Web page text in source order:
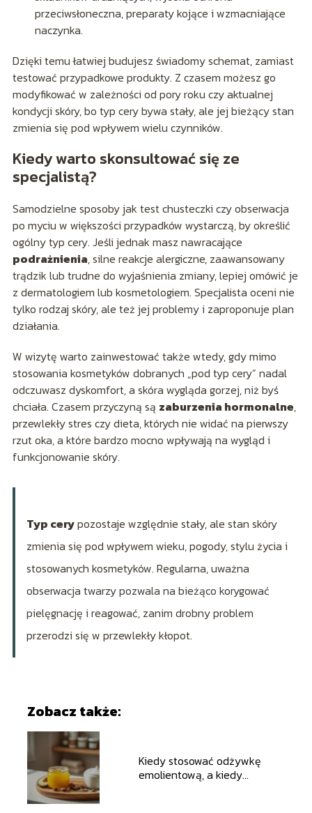
przeciwsłoneczna, preparaty kojące i wzmacniające
naczynka.
Dzięki temu łatwiej budujesz świadomy schemat, zamiast
testować przypadkowe produkty. Z czasem możesz go
modyfikować w zależności od pory roku czy aktualnej
kondycji skóry, bo typ cery bywa stały, ale jej bieżący stan
zmienia się pod wpływem wielu czynników.
Kiedy warto skonsultować się ze
specjalistą?
Samodzielne sposoby jak test chusteczki czy obserwacja
po myciu w większości przypadków wystarczą, by określić
ogólny typ cery. Jeśli jednak masz nawracające
podrażnienia, silne reakcje alergiczne, zaawansowany
trądzik lub trudne do wyjaśnienia zmiany, lepiej omówić je
z dermatologiem lub kosmetologiem. Specjalista oceni nie
tylko rodzaj skóry, ale też jej problemy i zaproponuje plan
działania.
W wizytę warto zainwestować także wtedy, gdy mimo
stosowania kosmetyków dobranych „pod typ cery” nadal
odczuwasz dyskomfort, a skóra wygląda gorzej, niż byś
chciała. Czasem przyczyną są zaburzenia hormonalne,
przewlekły stres czy dieta, których nie widać na pierwszy
rzut oka, a które bardzo mocno wpływają na wygląd i
funkcjonowanie skóry.
Typ cerypozostaje względnie stały, ale stan skóry
zmienia się pod wpływem wieku, pogody, stylu życia i
stosowanych kosmetyków. Regularna, uważna
obserwacja twarzy pozwala na bieżąco korygować
pielęgnację i reagować, zanim drobny problem
przerodzi się w przewlekły kłopot.
Zobacz także:
Kiedy stosować odżywkę
emolientową, a kiedy